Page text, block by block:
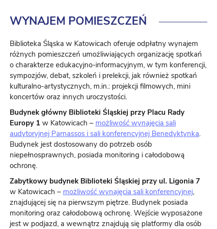
WYNAJEM POMIESZCZEŃ
Biblioteka Śląska w Katowicach oferuje odpłatny wynajem
różnych pomieszczeń umożliwiających organizację spotkań
o charakterze edukacyjno-informacyjnym, w tym konferencji,
sympozjów, debat, szkoleń i prelekcji, jak również spotkań
kulturalno-artystycznych, m.in.: projekcji filmowych, mini
koncertów oraz innych uroczystości.
Budynek główny Biblioteki Śląskiej przy Placu Rady
Europy 1 w Katowicach – możliwość wynajęcia sali
audytoryjnej Parnassos i sali konferencyjnej Benedyktynka.
Budynek jest dostosowany do potrzeb osób
niepełnosprawnych, posiada monitoring i całodobową
ochronę.
Zabytkowy budynek Biblioteki Śląskiej przy ul. Ligonia 7
w Katowicach – możliwość wynajęcia sali konferencyjnej,
znajdującej się na pierwszym piętrze. Budynek posiada
monitoring oraz całodobową ochronę. Wejście wyposażone
jest w podjazd, a wewnątrz znajdują się platformy dla osób